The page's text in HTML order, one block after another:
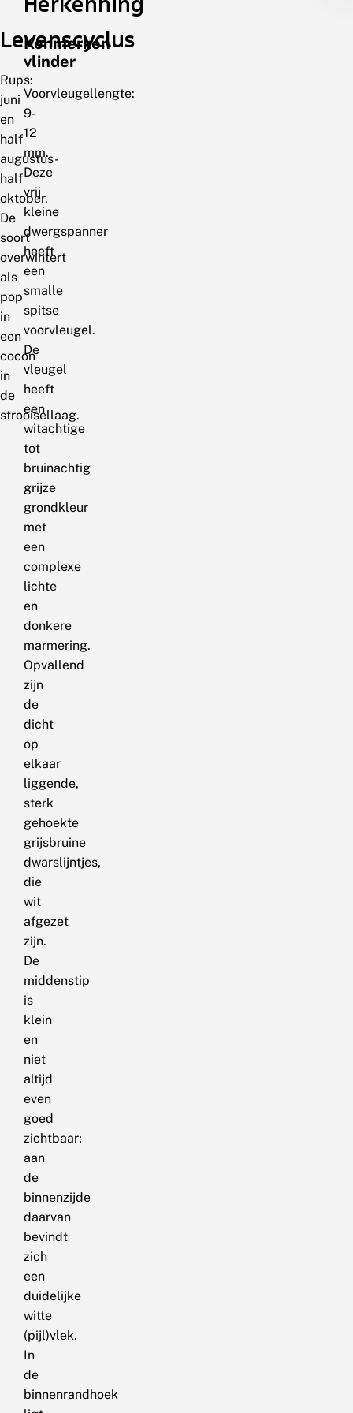
Levenscyclus
Rups:
juni
en
half
augustus-
half
oktober.
De
soort
overwintert
als
pop
in
een
cocon
in
de
strooisellaag.
Kenmerken
vlinder
Voorvleugellengte:
9-
12
mm.
Deze
vrij
kleine
dwergspanner
heeft
een
smalle
spitse
voorvleugel.
De
vleugel
heeft
een
witachtige
tot
bruinachtig
grijze
grondkleur
met
een
complexe
lichte
en
donkere
marmering.
Opvallend
zijn
de
dicht
op
elkaar
liggende,
sterk
gehoekte
grijsbruine
dwarslijntjes,
die
wit
afgezet
zijn.
De
middenstip
is
klein
en
niet
altijd
even
goed
zichtbaar;
aan
de
binnenzijde
daarvan
bevindt
zich
een
duidelijke
witte
(pijl)vlek.
In
de
binnenrandhoek